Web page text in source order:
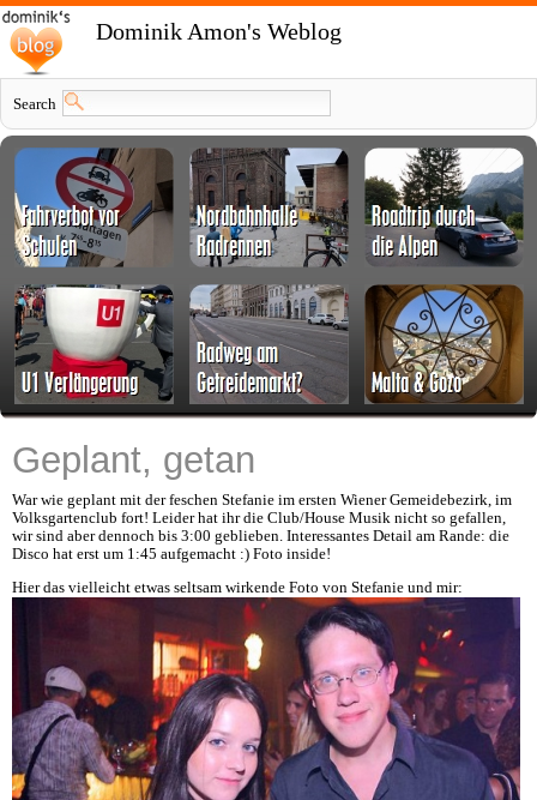
Dominik Amon's Weblog
Search
Geplant, getan
War wie geplant mit der feschen Stefanie im ersten Wiener Gemeidebezirk, im
Volksgartenclub fort! Leider hat ihr die Club/House Musik nicht so gefallen,
wir sind aber dennoch bis 3:00 geblieben. Interessantes Detail am Rande: die
Disco hat erst um 1:45 aufgemacht :) Foto inside!
Hier das vielleicht etwas seltsam wirkende Foto von Stefanie und mir: